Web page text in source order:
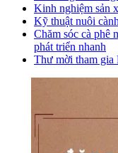
Kinh nghiệm sản
Kỹ thuật nuôi
Chăm sóc cà phê
phát triển nhanh
Thư mời tham gia